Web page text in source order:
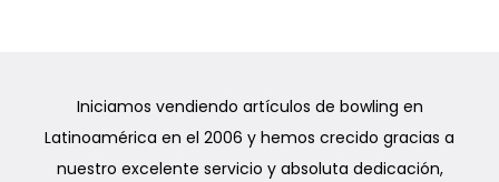
Iniciamos vendiendo artículos de bowling en
Latinoamérica en el 2006 y hemos crecido gracias a
nuestro excelente servicio y absoluta dedicación,